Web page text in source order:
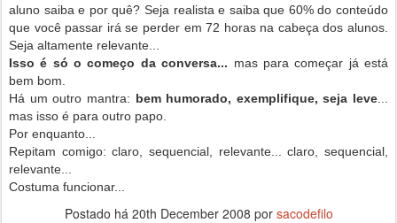
aluno saiba e por quê? Seja realista e saiba que 60% do conteúdo
que você passar irá se perder em 72 horas na cabeça dos alunos.
Seja altamente relevante...
Isso é só o começo da conversa... mas para começar já está
bem bom.
Há um outro mantra: bem humorado, exemplifique, seja leve
mas isso é para outro papo.
Por enquanto...
Repitam comigo: claro, sequencial, relevante... claro, sequencial,
relevante...
Costuma funcionar...
Postado há 20th December 2008 por sacodefilo